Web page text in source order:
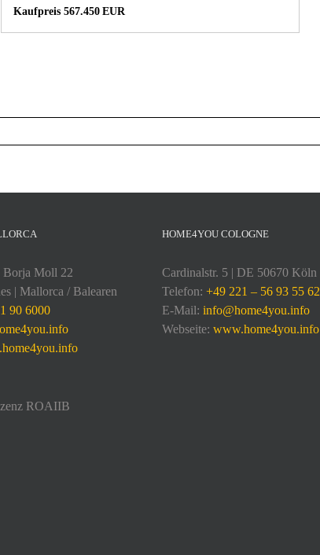
Kaufpreis 567.450 EUR
Borja Moll 22
| Mallorca / Balearen
90 6000
HOME4YOU COLOGNE
Cardinalstr. 5 | DE 50670 Köln
Telefon: +49 221 – 56 93 55 62
E-Mail: info@home4you.info
Webseite: www.home4you.info